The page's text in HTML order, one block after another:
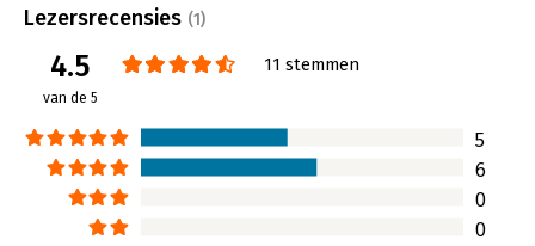
Lezersrecensies (1)
4.5
van de 5
11 stemmen
5
6
0
0